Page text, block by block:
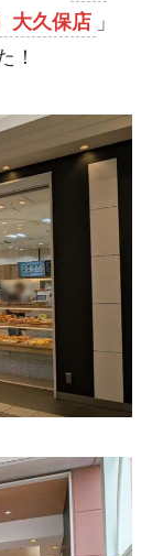
大久保店 」
！